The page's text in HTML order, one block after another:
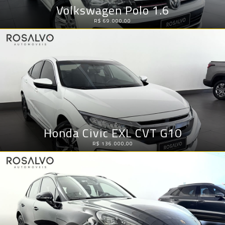
Volkswagen Polo 1.6
R$ 69.000,00
Honda Civic EXL CVT G10
R$ 136.000,00